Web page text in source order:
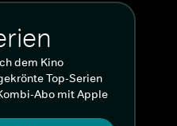
dem Kino
Top-Serien
Abo mit Apple